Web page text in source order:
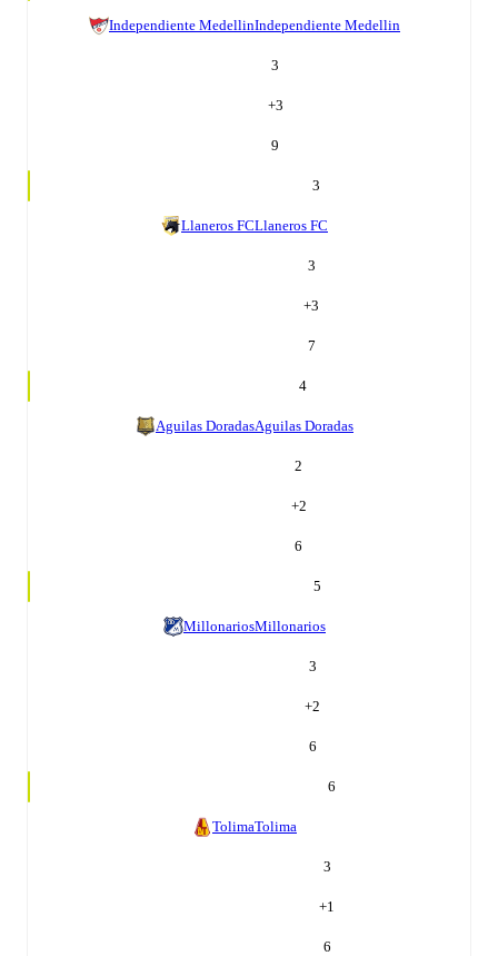
Independiente MedellinIndependiente Medellin
3
+3
9
3
Llaneros FCLlaneros FC
3
+3
7
4
Aguilas DoradasAguilas Doradas
2
+2
6
5
MillonariosMillonarios
3
+2
6
6
TolimaTolima
3
+1
6